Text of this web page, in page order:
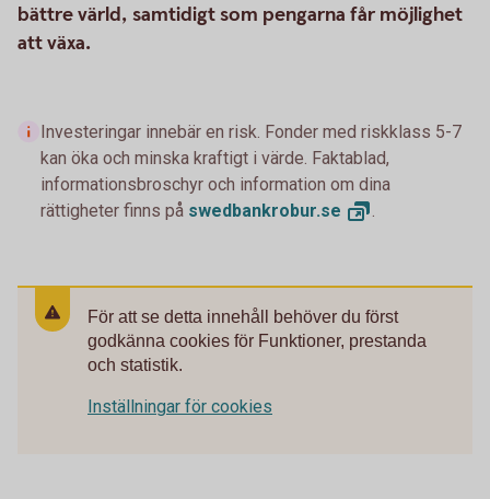
bättre värld, samtidigt som pengarna får möjlighet
att växa.
Investeringar innebär en risk. Fonder med riskklass 5-7
kan öka och minska kraftigt i värde. Faktablad,
informationsbroschyr och information om dina
rättigheter finns på swedbankrobur.se
För att se detta innehåll behöver du först
godkänna cookies för Funktioner, prestanda
och statistik.
Inställningar för cookies